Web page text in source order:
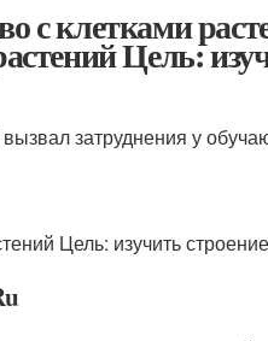
с клетками
Цель:
затруднения у
Цель: изучить